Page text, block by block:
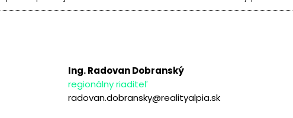
Ing. Radovan Dobranský
regionálny riaditeľ
radovan.dobransky@realityalpia.sk